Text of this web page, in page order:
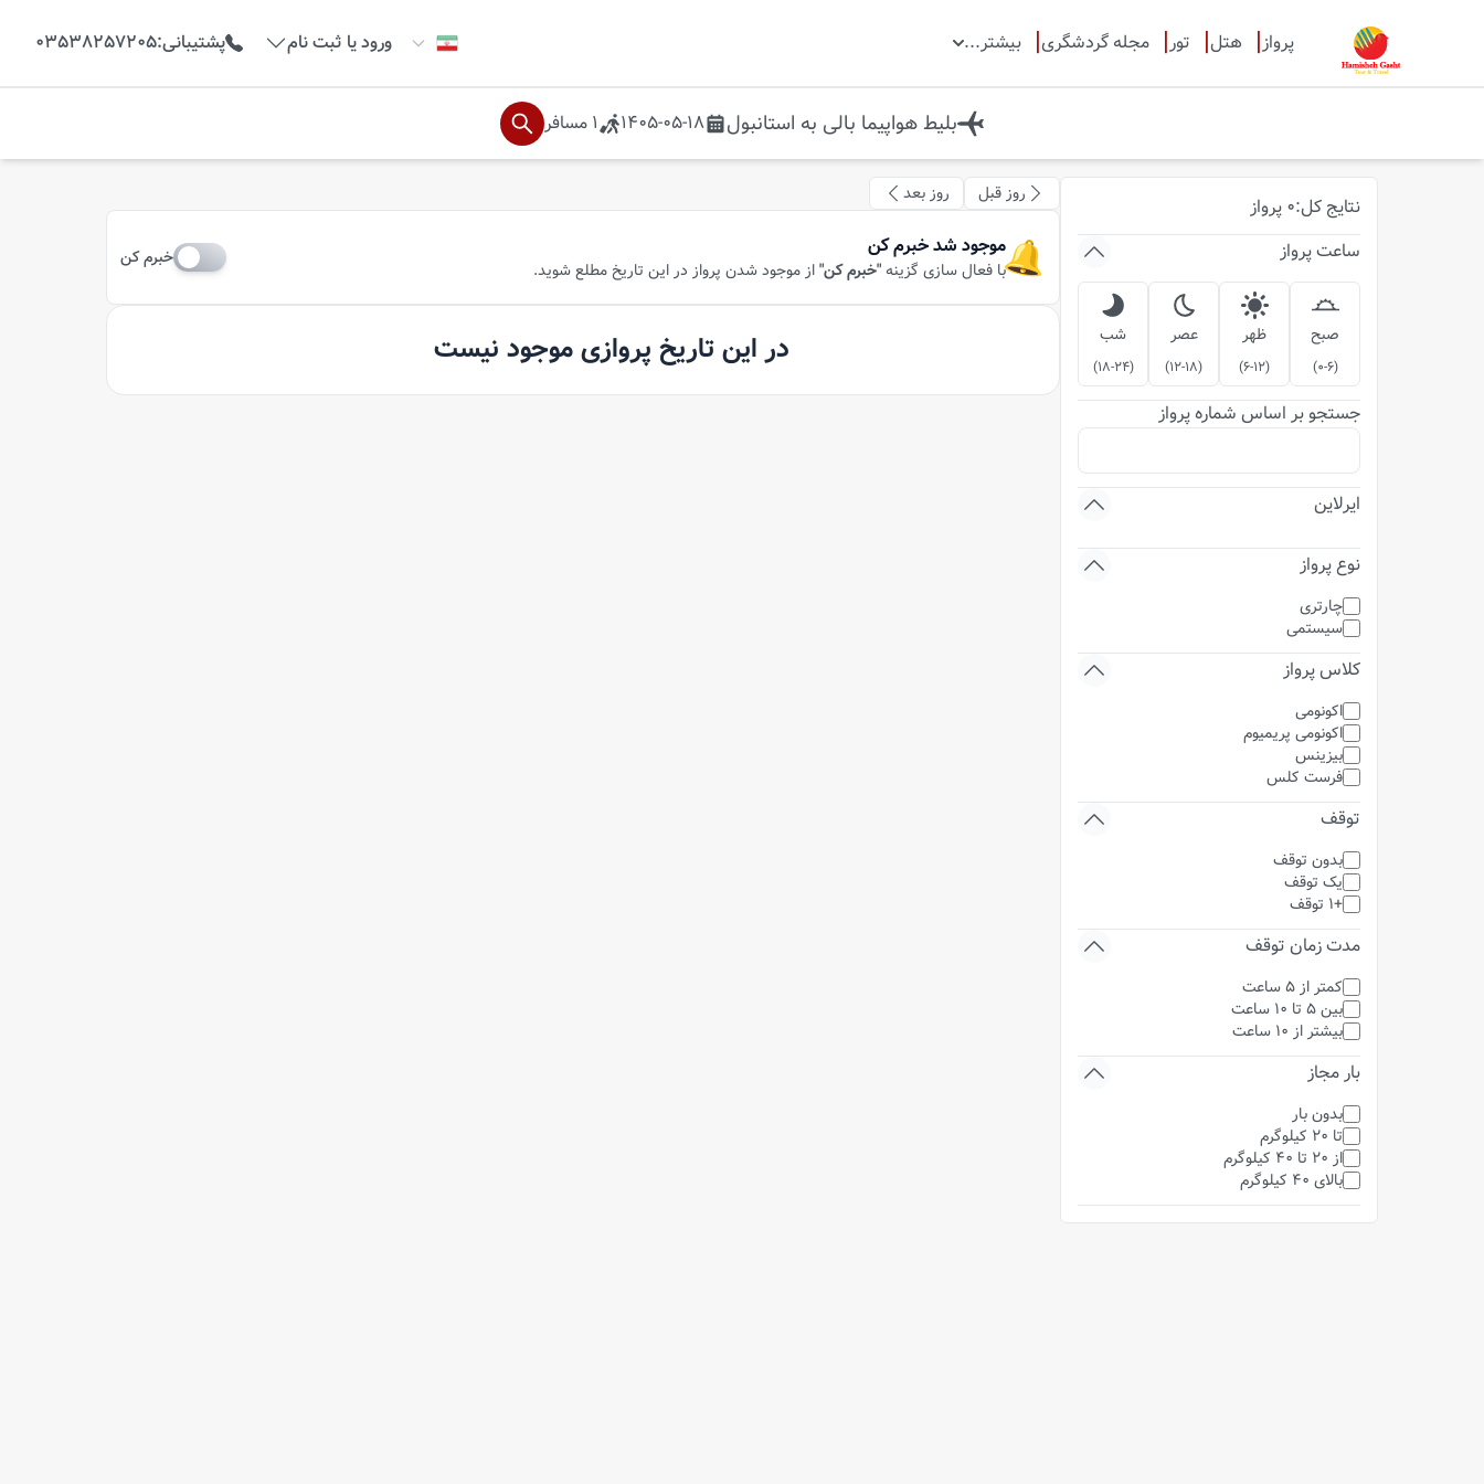
پرواز هتل تور مجله گردشگری بیشتر... ورود یا ثبت نام پشتیبانی:
03538257205
بلیط هواپیما بالی به استانبول 1405-05-18
1 مسافر
نتایج کل:
0 پرواز
ساعت پرواز
صبح
(
0-6
)
ظهر
(
6-12
)
عصر
(
12-18
)
شب
(
18-24
)
جستجو بر اساس شماره پرواز
ایرلاین
نوع پرواز
چارتری
سیستمی
کلاس پرواز
اکونومی
اکونومی پریمیوم
بیزینس
فرست کلس
توقف
بدون توقف
یک توقف
+1 توقف
مدت زمان توقف
کمتر از 5 ساعت
بین 5 تا 10 ساعت
بیشتر از 10 ساعت
بار مجاز
بدون بار
تا 20 کیلوگرم
از 20 تا 40 کیلوگرم
بالای 40 کیلوگرم
روز قبل روز بعد
موجود شد خبرم کن
با فعال سازی گزینه"خبرم کن"از موجود شدن پرواز در این تاریخ مطلع شوید.
خبرم کن
در این تاریخ پروازی موجود نیست